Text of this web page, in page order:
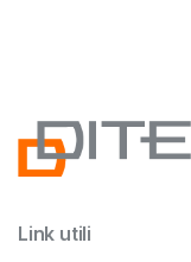
Link utili